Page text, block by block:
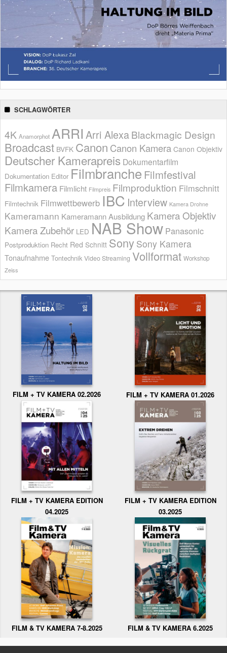
SCHLAGWÖRTER
4K Anamorphot ARRI Arri AlexaBlackmagic Design
Broadcast BVFK Canon Canon Kamera Canon Objektiv
Deutscher Kamerapreis Dokumentarfilm
Dokumentation Editor Filmbranche Filmfestival
Filmkamera Filmlicht Filmpreis Filmproduktion Filmschnitt
Filmtechnik Filmwettbewerb IBC Interview Kamera Drohne
Kameramann Kameramann Ausbildung Kamera Objektiv
Kamera Zubehör LED NAB Show Panasonic
Postproduktion Recht Red Schnitt Sony Sony Kamera
Tonaufnahme Tontechnik Video Streaming Vollformat Workshop
Zeiss
FILM + TV KAMERA 02.2026 FILM + TV KAMERA 01.2026
FILM + TV KAMERA EDITION
04.2025
FILM + TV KAMERA EDITION
03.2025
FILM & TV KAMERA 7-8.2025 FILM & TV KAMERA 6.2025